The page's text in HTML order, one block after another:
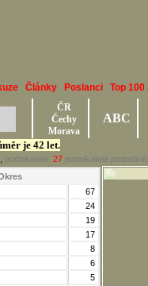
Články Poslanci Top 100
je 42 let.
podnikatelé: 27 podnikatelé podrobněji
ČR
Čechy
Morava
ABC
67
24
19
17
8
6
5